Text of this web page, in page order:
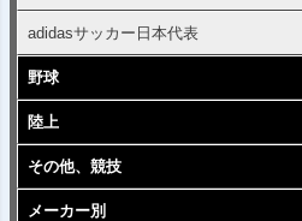
adidasサッカー日本代表
野球
陸上
その他、競技
メーカー別